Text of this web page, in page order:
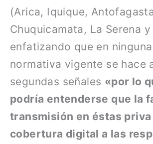
(Arica, Iquique,
Chuquicamata, La Serena
enfatizando que en
normativa vigente se hace
segundas señales «por lo
podría entenderse que la
transmisión en éstas priva
cobertura digital a las